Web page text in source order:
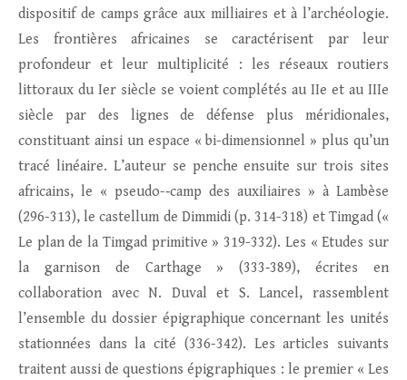
dispositif de camps grâce aux milliaires et à l’archéologie.
Les frontières africaines se caractérisent par leur
profondeur et leur multiplicité : les réseaux routiers
littoraux du Ier siècle se voient complétés au IIe et au IIIe
siècle par des lignes de défense plus méridionales,
constituant ainsi un espace « bi-dimensionnel » plus qu’un
tracé linéaire. L’auteur se penche ensuite sur trois sites
africains, le « pseudo-‑camp des auxiliaires » à Lambèse
(296-313), le castellum de Dimmidi (p. 314-318) et Timgad («
Le plan de la Timgad primitive » 319-332). Les « Etudes sur
la garnison de Carthage » (333‑389), écrites en
collaboration avec N. Duval et S. Lancel, rassemblent
l’ensemble du dossier épigraphique concernant les unités
stationnées dans la cité (336-342). Les articles suivants
traitent aussi de questions épigraphiques : le premier « Les